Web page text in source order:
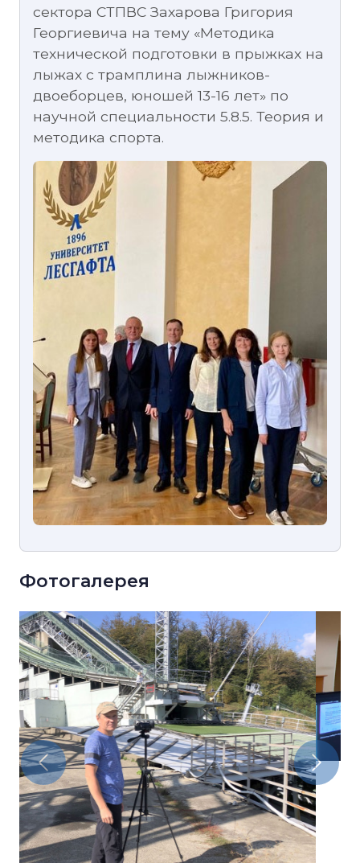
сектора СТПВС Захарова Григория
Георгиевича на тему «Методика
технической подготовки в прыжках на
лыжах с трамплина лыжников-
двоеборцев, юношей 13-16 лет» по
научной специальности 5.8.5. Теория и
методика спорта.
Фотогалерея
Previous Next
Представление результатов на
конференциях и семинарах
Конференции и семинары в 2025 году